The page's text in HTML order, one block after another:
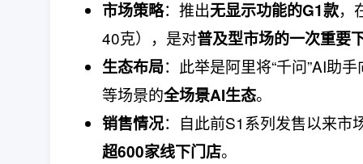
市场策略：推出无显示功能的G1款，
40克），是对普及型市场的一次重要
生态布局：此举是阿里将“千问”AI助
等场景的全场景AI生态。
销售情况：自此前S1系列发售以来市
超600家线下门店。